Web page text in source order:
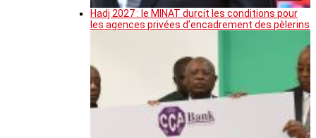
Hadj 2027 : le MINAT durcit les conditions pour
les agences privées d’encadrement des pèlerins